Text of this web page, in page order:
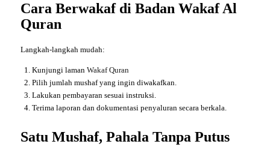
Cara Berwakaf di Badan Wakaf Al
Quran
Langkah-langkah mudah:
Kunjungi lamanWakaf Quran
Pilih jumlah mushaf yang ingin diwakafkan.
Lakukan pembayaran sesuai instruksi.
Terima laporan dan dokumentasi penyaluran secara berkala.
Satu Mushaf, Pahala Tanpa Putus